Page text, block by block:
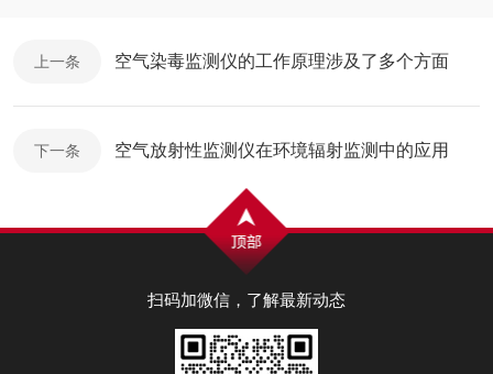
上一条 空气染毒监测仪的工作原理涉及了多个方面
下一条 空气放射性监测仪在环境辐射监测中的应用
扫码加微信，了解最新动态